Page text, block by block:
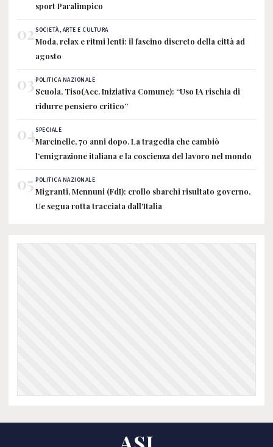
sport Paralimpico
02SOCIETÀ, ARTE E CULTURA
Moda, relax e ritmi lenti: il fascino discreto della città ad
agosto
03POLITICA NAZIONALE
Scuola, Tiso(Acc. Iniziativa Comune): “Uso IA rischia di
ridurre pensiero critico”
04SPECIALE
Marcinelle, 70 anni dopo. La tragedia che cambiò
l’emigrazione italiana e la coscienza del lavoro nel mondo
05 POLITICA NAZIONALE
Migranti, Mennuni (FdI): crollo sbarchi risultato governo,
Ue segua rotta tracciata dall'Italia